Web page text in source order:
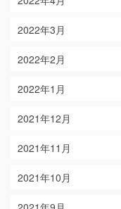
2022年3月
2022年2月
2022年1月
2021年12月
2021年11月
2021年10月